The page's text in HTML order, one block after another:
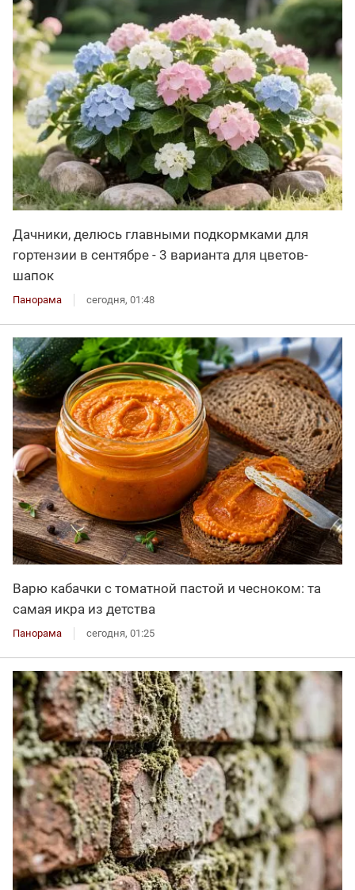
Дачники, делюсь главными подкормками для
гортензии в сентябре - 3 варианта для цветов-
шапок
Панорама сегодня, 01:48
Варю кабачки с томатной пастой и чесноком: та
самая икра из детства
Панорама сегодня, 01:25